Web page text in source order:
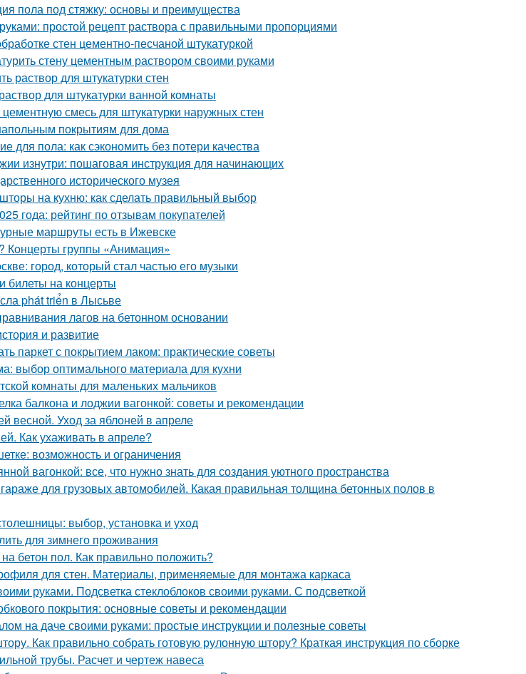
пола под стяжку: основы и преимущества
простой рецепт раствора с правильными пропорциями
стен цементно-песчаной штукатуркой
стену цементным раствором своими руками
раствор для штукатурки стен
для штукатурки ванной комнаты
смесь для штукатурки наружных стен
покрытиям для дома
для пола: как сэкономить без потери качества
изнутри: пошаговая инструкция для начинающих
исторического музея
на кухню: как сделать правильный выбор
года: рейтинг по отзывам покупателей
маршруты есть в Ижевске
Концерты группы «Анимация»
город, который стал частью его музыки
на концерты
phát triển в Лысьве
лагов на бетонном основании
и развитие
паркет с покрытием лаком: практические советы
выбор оптимального материала для кухни
комнаты для маленьких мальчиков
балкона и лоджии вагонкой: советы и рекомендации
весной. Уход за яблоней в апреле
Как ухаживать в апреле?
возможность и ограничения
вагонкой: все, что нужно знать для создания уютного пространства
для грузовых автомобилей. Какая правильная толщина бетонных полов в
выбор, установка и уход
для зимнего проживания
бетон пол. Как правильно положить?
для стен. Материалы, применяемые для монтажа каркаса
руками. Подсветка стеклоблоков своими руками. С подсветкой
покрытия: основные советы и рекомендации
на даче своими руками: простые инструкции и полезные советы
Как правильно собрать готовую рулонную штору? Краткая инструкция по сборке
трубы. Расчет и чертеж навеса